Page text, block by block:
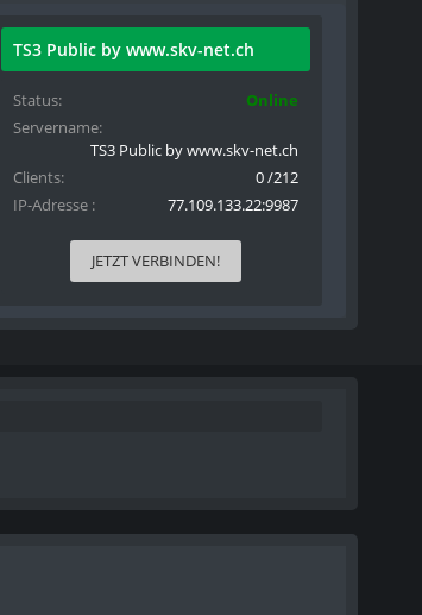
TS3 Public by www.skv-net.ch
Status
Online
Servername
TS3 Public by www.skv-net.ch
Clients
0 /212
IP-Adresse
77.109.133.22:9987
JETZT VERBINDEN!